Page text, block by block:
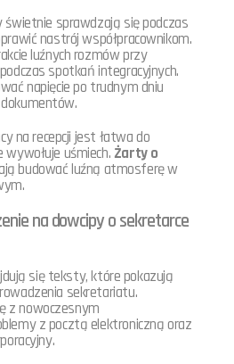
świetnie sprawdzają się podczas
nastrój współpracownikom.
luźnych rozmów przy
spotkań integracyjnych.
napięcie po trudnym dniu
na recepcji jest łatwa do
uśmiech. Żarty o
budować luźną atmosferę w
na dowcipy o sekretarce
się teksty, które pokazują
sekretariatu.
z nowoczesnym
z pocztą elektroniczną oraz